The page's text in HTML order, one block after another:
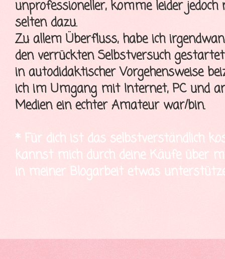
unprofessioneller, komme leider
selten dazu.
Zu allem Überfluss, habe ich
den verrückten Selbstversuch
in autodidaktischer Vorgehensweise
ich im Umgang mit Internet, PC und
Medien ein echter Amateur war/bin.
* Für dich ist das selbstverständlich
kannst mich durch deine Käufe über
in meiner Blogarbeit etwas